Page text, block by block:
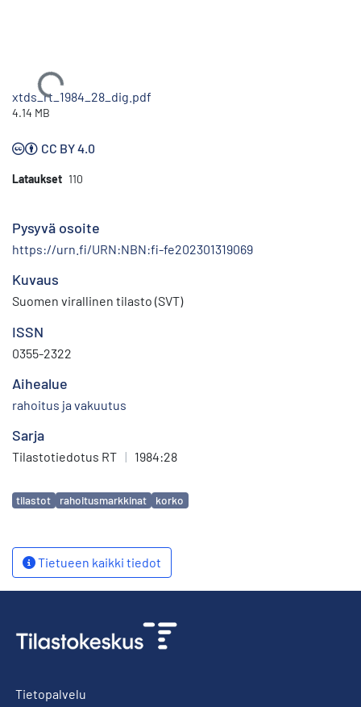
Ladataan...
xtds_rt_1984_28_dig.pdf
4.14 MB
CC BY 4.0
Lataukset 110
Pysyvä osoite
https://urn.fi/URN:NBN:fi-fe202301319069
Kuvaus
Suomen virallinen tilasto (SVT)
ISSN
0355-2322
Aihealue
rahoitus ja vakuutus
Sarja
Tilastotiedotus RT | 1984:28
Avainsanat
tilastot rahoitusmarkkinat korko
Tietueen kaikki tiedot
Tietopalvelu